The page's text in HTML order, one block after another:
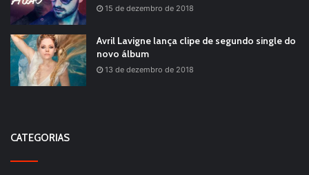
15 de dezembro de 2018
Avril Lavigne lança clipe de segundo single do
novo álbum
13 de dezembro de 2018
CATEGORIAS